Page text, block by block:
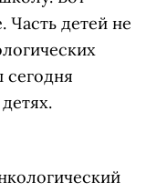
Часть детей не